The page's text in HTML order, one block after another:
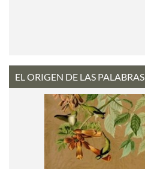
EL ORIGEN DE LAS PALABRAS